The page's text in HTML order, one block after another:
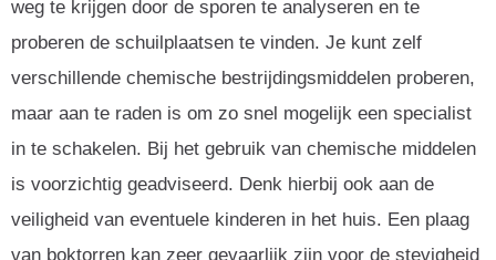
weg te krijgen door de sporen te analyseren en te
proberen de schuilplaatsen te vinden. Je kunt zelf
verschillende chemische bestrijdingsmiddelen proberen,
maar aan te raden is om zo snel mogelijk een specialist
in te schakelen. Bij het gebruik van chemische middelen
is voorzichtig geadviseerd. Denk hierbij ook aan de
veiligheid van eventuele kinderen in het huis. Een plaag
van boktorren kan zeer gevaarlijk zijn voor de stevigheid